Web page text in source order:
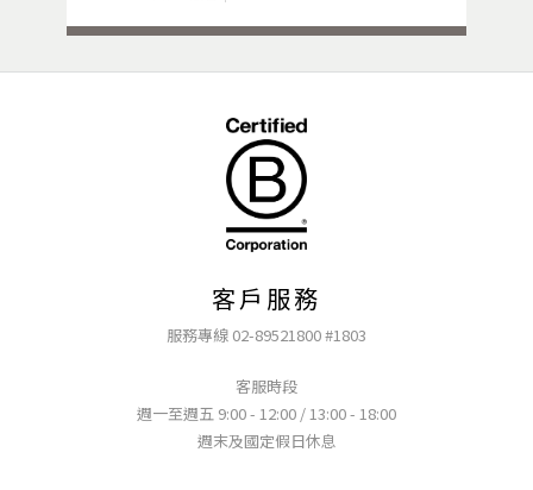
客戶服務
服務專線 02-89521800 #1803
客服時段
週一至週五 9:00 - 12:00 / 13:00 - 18:00
週末及國定假日休息